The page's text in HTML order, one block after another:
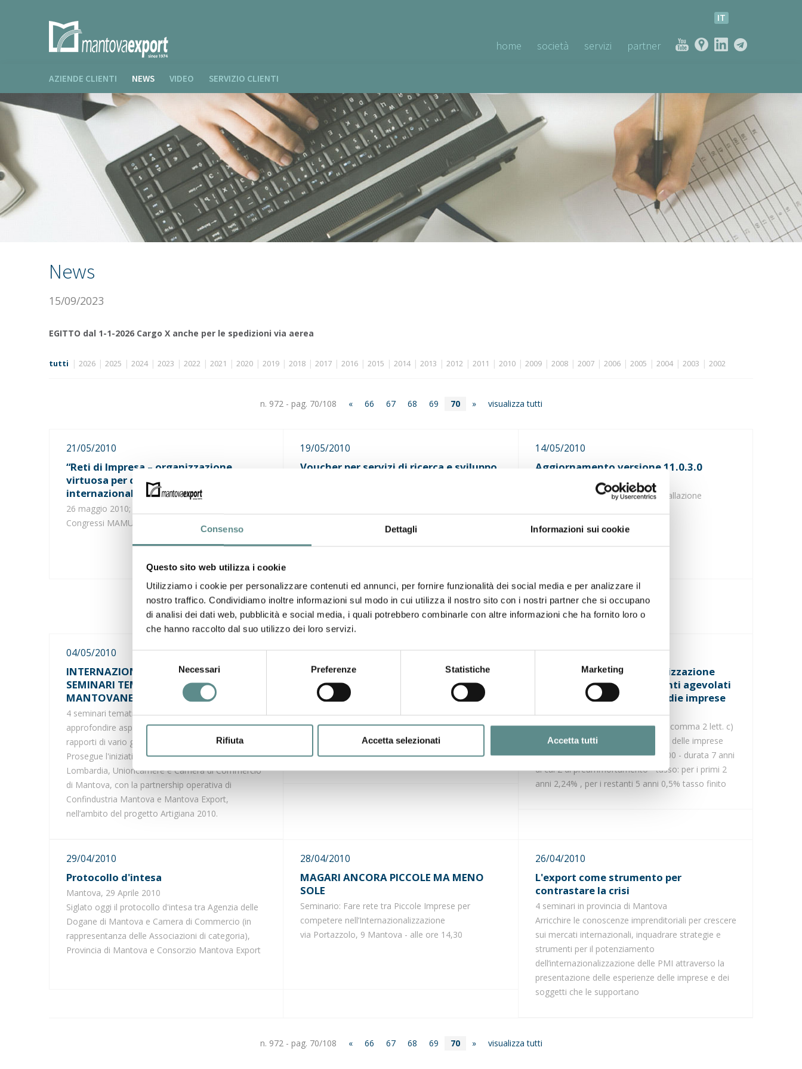
Consenso Dettagli Informazioni sui cookie
Questo sito web utilizza i cookie
Utilizziamo i cookie per personalizzare contenuti ed annunci, per fornire funzionalità dei social media e per analizzare il
nostro traffico. Condividiamo inoltre informazioni sul modo in cui utilizza il nostro sito con i nostri partner che si occupano
di analisi dei dati web, pubblicità e social media, i quali potrebbero combinarle con altre informazioni che ha fornito loro o
che hanno raccolto dal suo utilizzo dei loro servizi.
del
consenso
Necessari Preferenze Statistiche Marketing
Rifiuta Accetta selezionati Accetta tutti
IT
home società servizi partner
AZIENDE CLIENTI NEWS VIDEO SERVIZIO CLIENTI
News
15/09/2023
EGITTO dal 1-1-2026 Cargo X anche per le spedizioni via aerea
tutti | 2026 | 2025 | 2024| 2023 | 2022 | 2021 | 2020 | 2019 | 2018 | 2017 | 2016 | 2015 | 2014| 2013 | 2012 | 2011 | 2010 | 2009 | 2008 | 2007 | 2006 | 2005 | 2004| 2003 | 2002
n. 972 - pag. 70/108 « 66 67 68 69 70 » visualizza tutti
21/05/2010
“Reti di Impresa – organizzazione
virtuosa per competere sui mercati
internazionali e nazionali”
26 maggio 2010; ore 16.30 – 19.00, presso Centro
Congressi MAMU – Mantova
19/05/2010
Voucher per servizi di ricerca e sviluppo
Il bando, sviluppato nell'ambito dell'accordo di
programma tra sistema camerale e Regione
l'assegnazione di voucher di vari importi, diverse
attività di consulenza.
14/05/2010
Aggiornamento versione 11.0.3.0
software Intr@Web
Disponibile aggiornamento ed installazione
04/05/2010
INTERNAZIONALIZZAZIONE - 4
SEMINARI TEMATICI PER LE PMI
MANTOVANE
4 seminari tematici, gratuiti, che hanno l'obiettivo di
approfondire aspetti importanti per chi avvia
rapporti di vario genere con l'estero
Prosegue l'iniziativa promossa da Regione
Lombardia, Unioncamere e Camera di Commercio
di Mantova, con la partnership operativa di
Confindustria Mantova e Mantova Export,
nell’ambito del progetto Artigiana 2010.
03/05/2010
d’America e Canada
dal 22 settembre al 2 ottobre 2010
Missione imprenditoriale ed istituzionale:
Confindustria, ICE e Regione Lombardia
30/04/2010
delle imprese - finanziamenti agevolati
a favore delle piccole e medie imprese
LEGGE 6 Agosto 2008 N°133 art 6 comma 2 lett. c)
Sostegno all’internazionalizzazione delle imprese
Importo fino a un max di 500.000,00 - durata 7 anni
di cui 2 di preammortamento - tasso: per i primi 2
anni 2,24% , per i restanti 5 anni 0,5% tasso finito
29/04/2010
Protocollo d'intesa
Mantova, 29 Aprile 2010
Siglato oggi il protocollo d'intesa tra Agenzia delle
Dogane di Mantova e Camera di Commercio (in
rappresentanza delle Associazioni di categoria),
Provincia di Mantova e Consorzio Mantova Export
28/04/2010
MAGARI ANCORA PICCOLE MA MENO
SOLE
Seminario: Fare rete tra Piccole Imprese per
competere nell’Internazionalizzazione
via Portazzolo, 9 Mantova - alle ore 14,30
26/04/2010
L'export come strumento per
contrastare la crisi
4 seminari in provincia di Mantova
Arricchire le conoscenze imprenditoriali per crescere
sui mercati internazionali, inquadrare strategie e
strumenti per il potenziamento
dell’internazionalizzazione delle PMI attraverso la
presentazione delle esperienze delle imprese e dei
soggetti che le supportano
n. 972 - pag. 70/108 « 66 67 68 69 70 » visualizza tutti